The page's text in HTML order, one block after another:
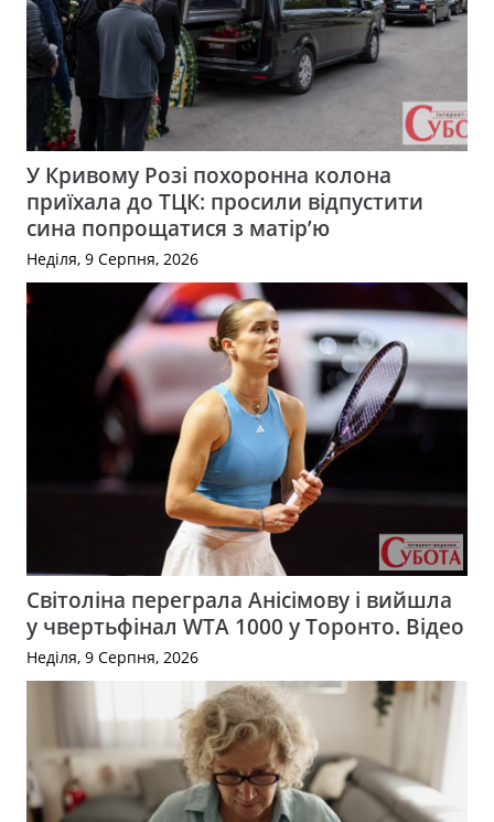
У Кривому Розі похоронна колона
приїхала до ТЦК: просили відпустити
сина попрощатися з матір’ю
Неділя, 9 Серпня, 2026
Світоліна переграла Анісімову і вийшла
у чвертьфінал WTA 1000 у Торонто. Відео
Неділя, 9 Серпня, 2026